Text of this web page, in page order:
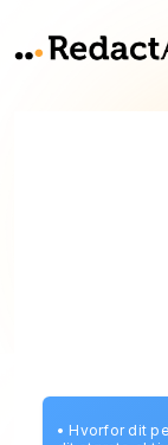
• Hvorfor dit